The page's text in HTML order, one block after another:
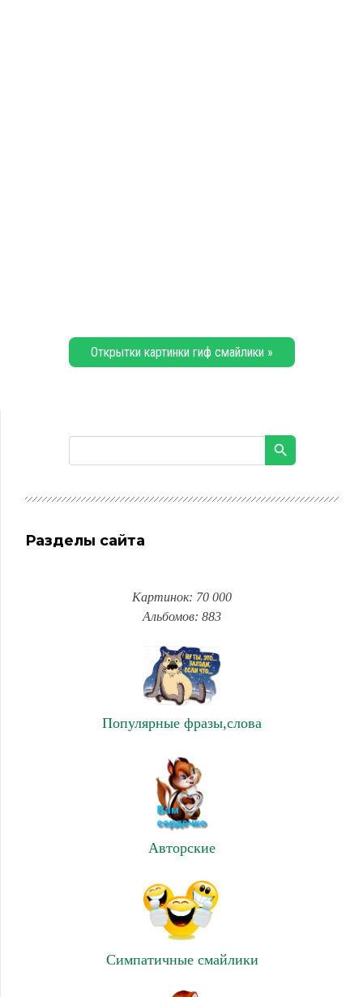
Открытки картинки гиф смайлики »
Разделы сайта
Картинок: 70 000
Альбомов: 883
Популярные фразы,слова
Авторские
Симпатичные смайлики